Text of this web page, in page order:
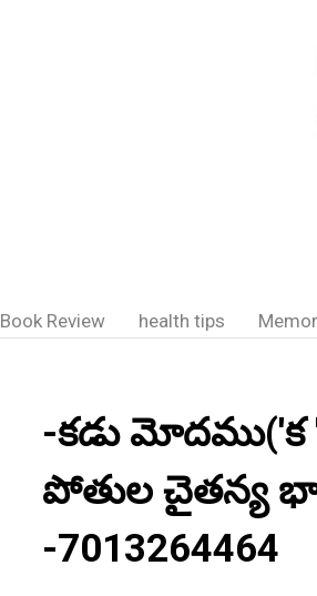
Book Review health tips
-కడు మోదము('క
పోతుల చైతన్య
-7013264464